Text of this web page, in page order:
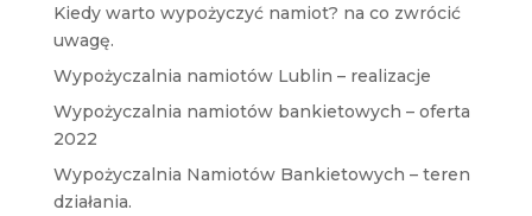
Kiedy warto wypożyczyć namiot? na co zwrócić
uwagę.
Wypożyczalnia namiotów Lublin – realizacje
Wypożyczalnia namiotów bankietowych – oferta
2022
Wypożyczalnia Namiotów Bankietowych – teren
działania.